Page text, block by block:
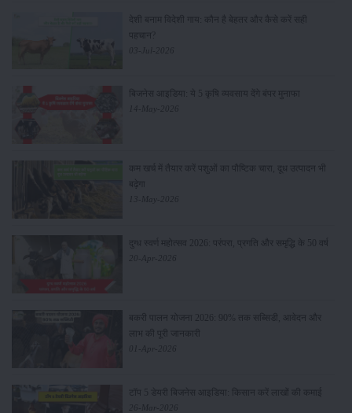
देशी बनाम विदेशी गाय: कौन है बेहतर और कैसे करें सही
पहचान?
03-Jul-2026
बिजनेस आइडिया: ये 5 कृषि व्यवसाय देंगे बंपर मुनाफा
14-May-2026
कम खर्च में तैयार करें पशुओं का पौष्टिक चारा, दूध उत्पादन भी
बढ़ेगा
13-May-2026
दुग्ध स्वर्ण महोत्सव 2026: परंपरा, प्रगति और समृद्धि के 50 वर्ष
20-Apr-2026
बकरी पालन योजना 2026: 90% तक सब्सिडी, आवेदन और
लाभ की पूरी जानकारी
01-Apr-2026
टॉप 5 डेयरी बिजनेस आइडिया: किसान करें लाखों की कमाई
26-Mar-2026